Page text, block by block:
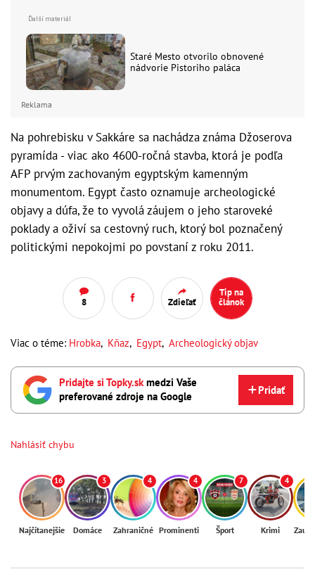
Staré Mesto otvorilo obnovené
nádvorie Pistoriho paláca
Reklama
Na pohrebisku v Sakkáre sa nachádza známa Džoserova
pyramída - viac ako 4600-ročná stavba, ktorá je podľa
AFP prvým zachovaným egyptským kamenným
monumentom. Egypt často oznamuje archeologické
objavy a dúfa, že to vyvolá záujem o jeho staroveké
poklady a oživí sa cestovný ruch, ktorý bol poznačený
politickými nepokojmi po povstaní z roku 2011.
8 Zdieľať
Tip na
článok
Viac o téme: Hrobka, Kňaz, Egypt, Archeologický objav
Pridajte si Topky.skmedzi Vaše
preferované zdroje na Google
Pridať
Nahlásiť chybu
16
Najčítanejšie
3
Domáce
4
Zahraničné
4
Prominenti
7
Šport
4
Krimi